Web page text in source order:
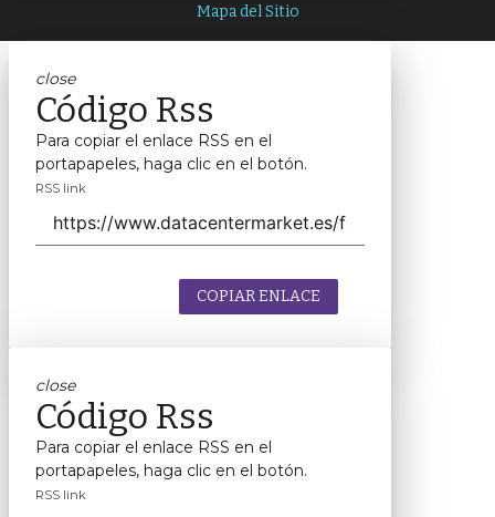
Mapa del Sitio
close
Código Rss
Para copiar el enlace RSS en el
portapapeles, haga clic en el botón.
RSS link
COPIAR ENLACE
close
Código Rss
Para copiar el enlace RSS en el
portapapeles, haga clic en el botón.
RSS link